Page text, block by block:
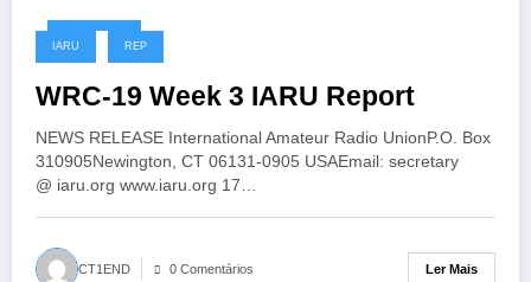
17/11/2019
IARU REP
WRC-19 Week 3 IARU Report
NEWS RELEASE International Amateur Radio UnionP.O. Box
310905Newington, CT 06131-0905 USAEmail: secretary
@ iaru.org www.iaru.org 17…
CT1END 0 Comentários Ler Mais